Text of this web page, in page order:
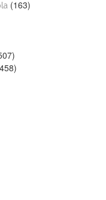
(163)